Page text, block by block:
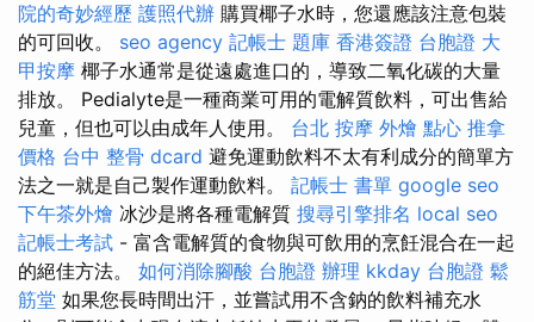
院的奇妙經歷 護照代辦 購買椰子水時，您還應該注意包裝
的可回收。 seo agency 記帳士 題庫 香港簽證 台胞證 大
甲按摩 椰子水通常是從遠處進口的，導致二氧化碳的大量
排放。 Pedialyte是一種商業可用的電解質飲料，可出售給
兒童，但也可以由成年人使用。 台北 按摩 外燴 點心 推拿
價格 台中 整骨 dcard 避免運動飲料不太有利成分的簡單方
法之一就是自己製作運動飲料。 記帳士 書單 google seo
下午茶外燴 冰沙是將各種電解質 搜尋引擎排名 local seo
記帳士考試 - 富含電解質的食物與可飲用的烹飪混合在一起
的絕佳方法。 如何消除腳酸 台胞證 辦理 kkday 台胞證 鬆
筋堂 如果您長時間出汗，並嘗試用不含鈉的飲料補充水